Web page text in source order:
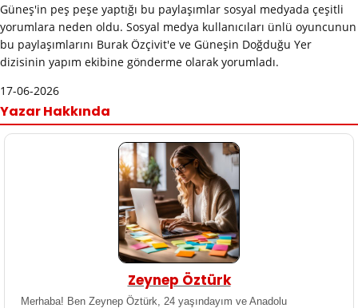
Güneş'in peş peşe yaptığı bu paylaşımlar sosyal medyada çeşitli
yorumlara neden oldu. Sosyal medya kullanıcıları ünlü oyuncunun
bu paylaşımlarını Burak Özçivit'e ve Güneşin Doğduğu Yer
dizisinin yapım ekibine gönderme olarak yorumladı.
17-06-2026
Yazar Hakkında
Zeynep Öztürk
Merhaba! Ben Zeynep Öztürk, 24 yaşındayım ve Anadolu